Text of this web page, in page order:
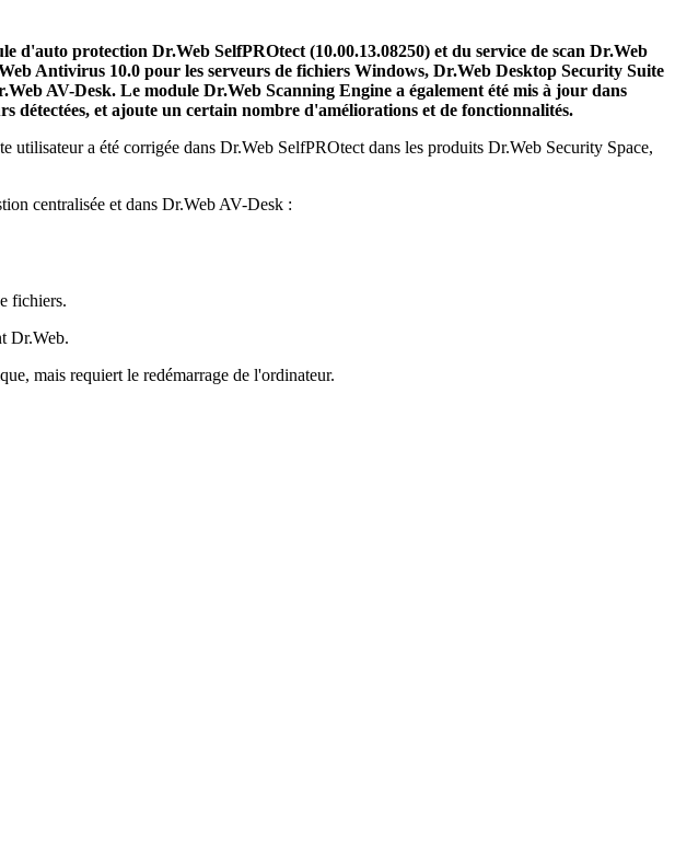
d'auto protection Dr.Web SelfPROtect (10.00.13.08250) et du service de scan Dr.Web
Antivirus 10.0 pour les serveurs de fichiers Windows, Dr.Web Desktop Security Suite
AV-Desk. Le module Dr.Web Scanning Engine a également été mis à jour dans
détectées, et ajoute un certain nombre d'améliorations et de fonctionnalités.
a été corrigée dans Dr.Web SelfPROtect dans les produits Dr.Web Security Space,
centralisée et dans Dr.Web AV-Desk :
fichiers.
Dr.Web.
mais requiert le redémarrage de l'ordinateur.